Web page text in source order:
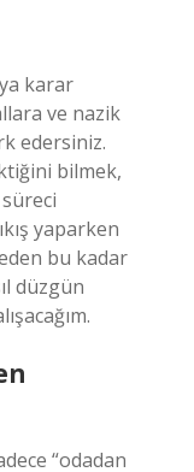
karar
ve nazik
edersiniz.
bilmek,
yaparken
bu kadar
düzgün
“odadan